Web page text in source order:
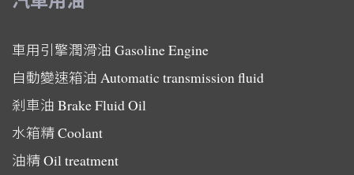
車用引擎潤滑油 Gasoline Engine
自動變速箱油 Automatic transmission fluid
剎車油 Brake Fluid Oil
水箱精Coolant
油精Oil treatment